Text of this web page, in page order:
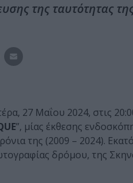
της ταυτότητας
27 Μαΐου 2024, στις
”, μίας έκθεσης
της (2009 – 2024).
δρόμου, της